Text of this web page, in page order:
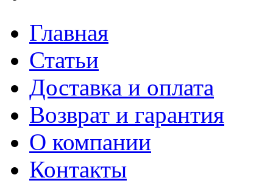
Главная
Статьи
Доставка и оплата
Возврат и гарантия
О компании
Контакты